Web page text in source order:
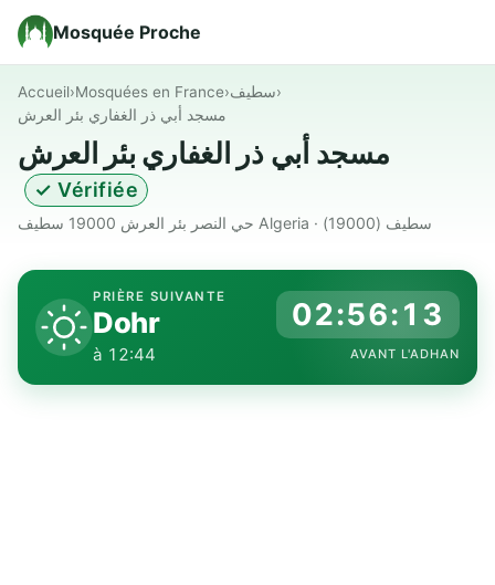
Mosquée Proche
Accueil›Mosquées en France›سطيف›
مسجد أبي ذر الغفاري بئر العرش
مسجد أبي ذر الغفاري بئر العرش
✓ Vérifiée
حي النصر بئر العرش 19000 سطيف Algeria · سطيف (19000)
PRIÈRE SUIVANTE
Dohr
à 12:44
02:56:12
AVANT L'ADHAN